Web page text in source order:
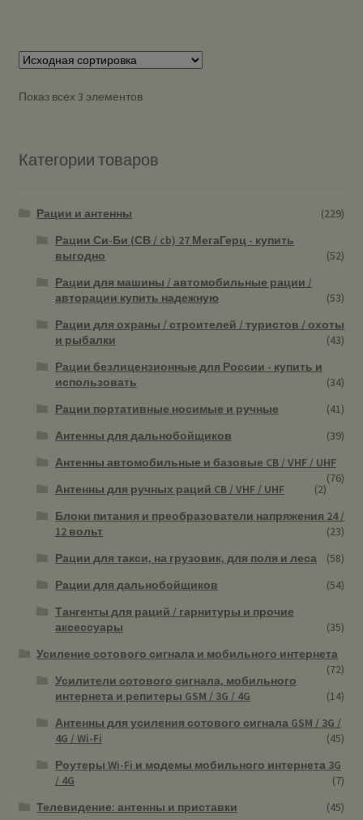
Показ всех 3 элементов
Категории товаров
Рации и антенны
(229)
Рации Си-Би (СВ / cb) 27 МегаГерц - купить
выгодно
(52)
Рации для машины / автомобильные рации /
авторации купить надежную
(53)
Рации для охраны / строителей / туристов / охоты
и рыбалки
(43)
Рации безлицензионные для России - купить и
использовать
(34)
Рации портативные носимые и ручные
(41)
Антенны для дальнобойщиков
(39)
Антенны автомобильные и базовые CB / VHF / UHF
(76)
Антенны для ручных раций CB / VHF / UHF
(2)
Блоки питания и преобразователи напряжения 24 /
12 вольт
(23)
Рации для такси, на грузовик, для поля и леса
(58)
Рации для дальнобойщиков
(54)
Тангенты для раций / гарнитуры и прочие
аксессуары
(35)
Усиление сотового сигнала и мобильного интернета
(72)
Усилители сотового сигнала, мобильного
интернета и репитеры GSM / 3G / 4G
(14)
Антенны для усиления сотового сигнала GSM / 3G /
4G / Wi-Fi
(45)
Роутеры Wi-Fi и модемы мобильного интернета 3G
/ 4G
(7)
Телевидение: антенны и приставки
(45)